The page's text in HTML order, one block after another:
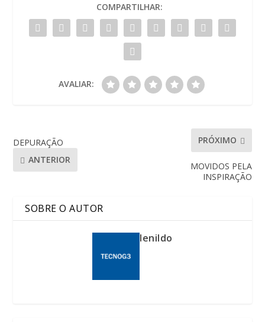
COMPARTILHAR:
AVALIAR:
DEPURAÇÃO
ANTERIOR
PRÓXIMO
MOVIDOS PELA
INSPIRAÇÃO
SOBRE O AUTOR
lenildo